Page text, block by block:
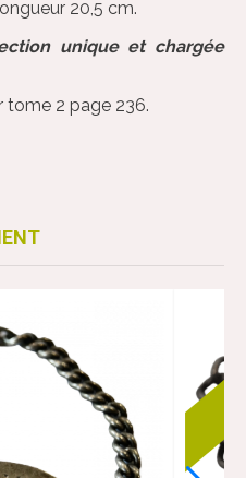
20,5 cm.
unique et chargée
tome 2 page 236.